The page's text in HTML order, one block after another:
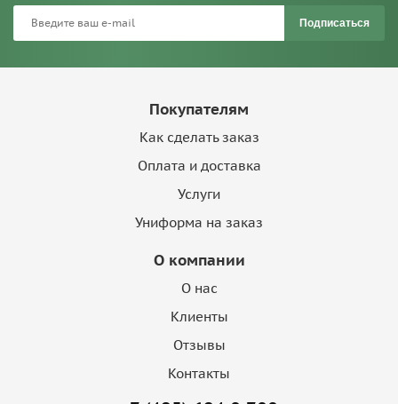
Подписаться
Покупателям
Как сделать заказ
Оплата и доставка
Услуги
Униформа на заказ
О компании
О нас
Клиенты
Отзывы
Контакты